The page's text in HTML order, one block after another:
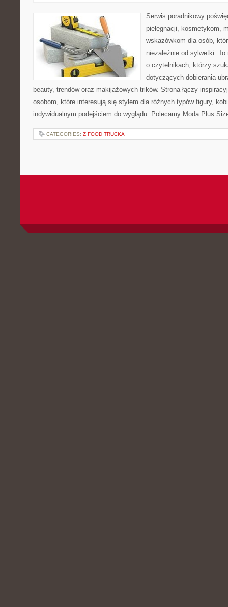
Serwis poradnikowy
pielęgnacji, kosmetykom,
wskazówkom dla osób,
niezależnie od sylwetki.
o czytelnikach, którzy
dotyczących dobierania
beauty, trendów oraz makijażowych trików. Strona łączy
osobom, które interesują się stylem dla różnych typów figury,
indywidualnym podejściem do wyglądu. Polecamy Moda Plus
CATEGORIES: Z FOOD TRUCKA